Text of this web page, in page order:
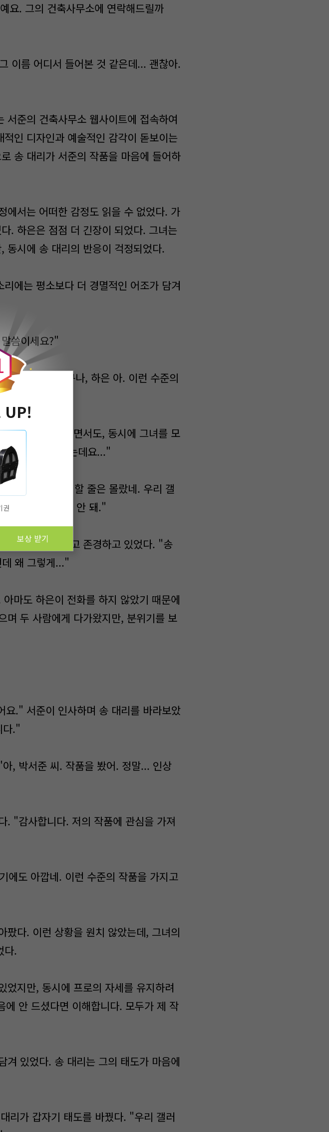
요. 그의 건축사무소에 연락해드릴까
이름 어디서 들어본 것 같은데... 괜찮아.
준의 건축사무소 웹사이트에 접속하여
인 디자인과 예술적인 감각이 돋보이는
송 대리가 서준의 작품을 마음에 들어하
에서는 어떠한 감정도 읽을 수 없었다. 가
. 하은은 점점 더 긴장이 되었다. 그녀는
동시에 송 대리의 반응이 걱정되었다.
에는 평소보다 더 경멸적인 어조가 담겨
씀이세요?"
가가 정확하구나, 하은 아. 이런 수준의
작품을 경멸하면서도, 동시에 그녀를 모
이해가 안 가는데요..."
건축가를 추천할 줄은 몰랐네. 우리 갤
으로는 감당이 안 돼."
무나도 사랑하고 존경하고 있었다. "송
왜 그렇게..."
마도 하은이 전화를 하지 않았기 때문에
며 두 사람에게 다가왔지만, 분위기를 보
." 서준이 인사하며 송 대리를 바라보았
다."
, 박서준 씨. 작품을 봤어. 정말... 인상
. "감사합니다. 저의 작품에 관심을 가져
에도 아깝네. 이런 수준의 작품을 가지고
팠다. 이런 상황을 원치 않았는데, 그녀의
다.
었지만, 동시에 프로의 자세를 유지하려
안 드셨다면 이해합니다. 모두가 제 작
겨 있었다. 송 대리는 그의 태도가 마음에
리가 갑자기 태도를 바꿨다. "우리 갤러
UP!
권
보상 받기